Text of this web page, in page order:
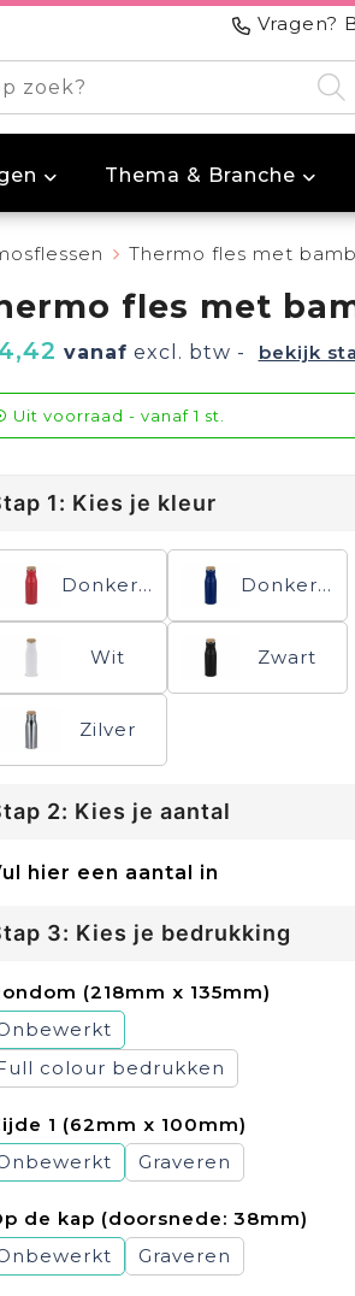
Vragen?
Thema & Branche
Thermo fles met
fles met
vanaf excl. btw - bekijk
Uit voorraad - vanaf1 st.
1: Kies je kleur
Donker Rood Donkerblauw
Wit Zwart
Zilver
2: Kies je aantal
hier een aantal in
3: Kies je bedrukking
(218mm x 135mm)
colour
1 (62mm x 100mm)
Graveren
de kap (doorsnede: 38mm)
Graveren